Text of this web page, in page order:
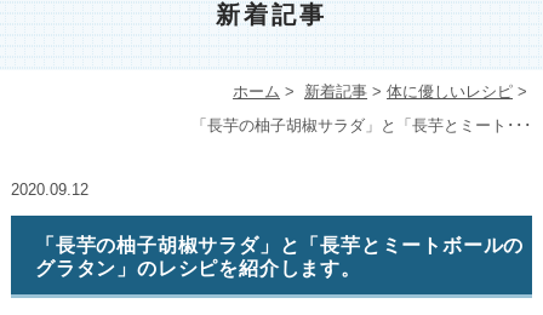
新着記事
ホーム > 新着記事 >体に優しいレシピ >
「長芋の柚子胡椒サラダ」と「長芋とミート･･･
2020.09.12
「長芋の柚子胡椒サラダ」と「長芋とミートボールの
グラタン」のレシピを紹介します。